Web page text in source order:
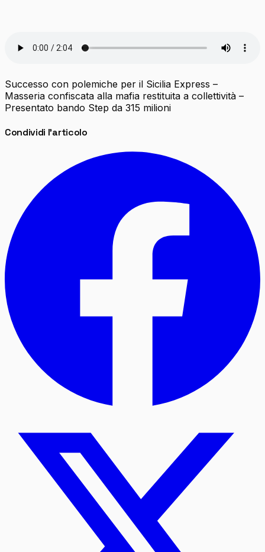
Successo con polemiche per il Sicilia Express –
Masseria confiscata alla mafia restituita a collettività –
Presentato bando Step da 315 milioni
Condividi l'articolo